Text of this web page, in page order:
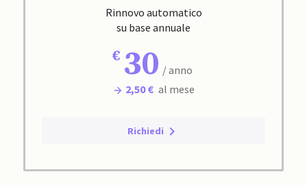
Rinnovo automatico
su base annuale
30 / anno
2,50 € al mese
Richiedi